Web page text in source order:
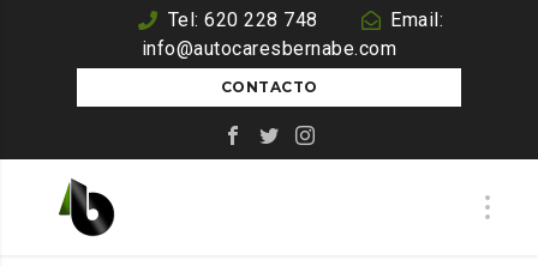
Tel: 620 228 748
Email:
info@autocaresbernabe.com
CONTACTO